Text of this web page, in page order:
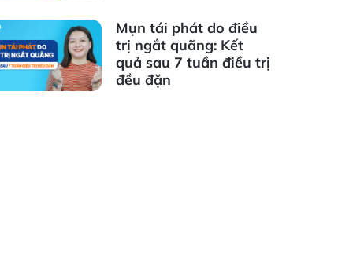
Mụn tái phát do điều
trị ngắt quãng: Kết
quả sau 7 tuần điều trị
đều đặn